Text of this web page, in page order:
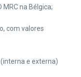
MRC na Bélgica;
com valores
e externa)